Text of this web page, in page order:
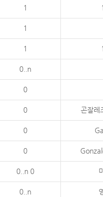
1
1
1
0..n
0
0 곤잘레
0
0
0..n 0
0..n